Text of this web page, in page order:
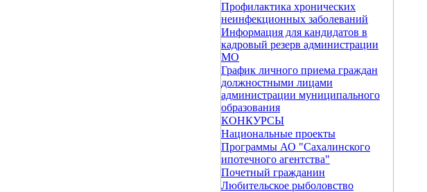
Профилактика хронических
неинфекционных заболеваний
Информация для кандидатов в
кадровый резерв администрации
МО
График личного приема граждан
должностными лицами
администрации муниципального
образования
КОНКУРСЫ
Национальные проекты
Программы АО "Сахалинского
ипотечного агентства"
Почетный гражданин
Любительское рыболовство